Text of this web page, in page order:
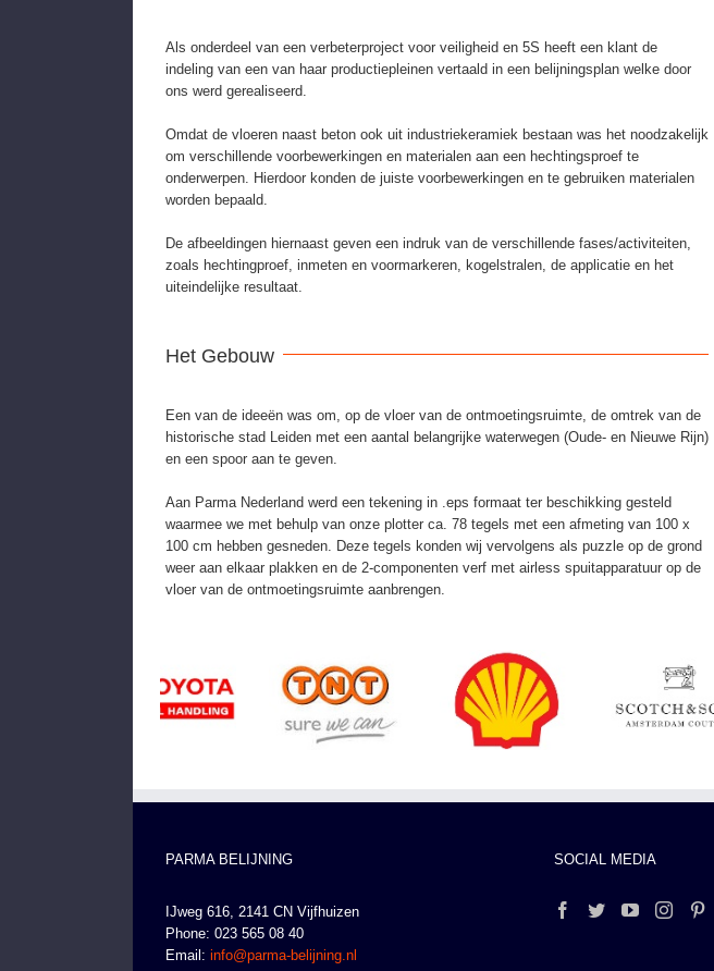
Als onderdeel van een verbeterproject voor veiligheid en 5S heeft een klant de
indeling van een van haar productiepleinen vertaald in een belijningsplan welke door
ons werd gerealiseerd.
Omdat de vloeren naast beton ook uit industriekeramiek bestaan was het noodzakelijk
om verschillende voorbewerkingen en materialen aan een hechtingsproef te
onderwerpen. Hierdoor konden de juiste voorbewerkingen en te gebruiken materialen
worden bepaald.
De afbeeldingen hiernaast geven een indruk van de verschillende fases/activiteiten,
zoals hechtingproef, inmeten en voormarkeren, kogelstralen, de applicatie en het
uiteindelijke resultaat.
Het Gebouw
Een van de ideeën was om, op de vloer van de ontmoetingsruimte, de omtrek van de
historische stad Leiden met een aantal belangrijke waterwegen (Oude- en Nieuwe Rijn)
en een spoor aan te geven.
Aan Parma Nederland werd een tekening in .eps formaat ter beschikking gesteld
waarmee we met behulp van onze plotter ca. 78 tegels met een afmeting van 100 x
100 cm hebben gesneden. Deze tegels konden wij vervolgens als puzzle op de grond
weer aan elkaar plakken en de 2-componenten verf met airless spuitapparatuur op de
vloer van de ontmoetingsruimte aanbrengen.
PARMA BELIJNING
IJweg 616, 2141 CN Vijfhuizen
Phone: 023 565 08 40
Email: info@parma-belijning.nl
SOCIAL MEDIA